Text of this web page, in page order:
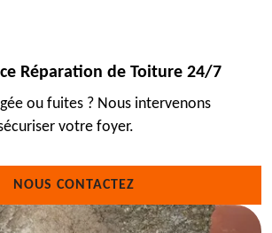
Réparation de Toiture 24/7
ou fuites ? Nous intervenons
votre foyer.
NOUS CONTACTEZ